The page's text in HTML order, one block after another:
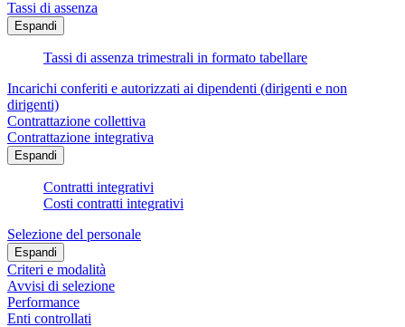
Tassi di assenza
Espandi
Tassi di assenza trimestrali in formato tabellare
Incarichi conferiti e autorizzati ai dipendenti (dirigenti e non
dirigenti)
Contrattazione collettiva
Contrattazione integrativa
Espandi
Contratti integrativi
Costi contratti integrativi
Selezione del personale
Espandi
Criteri e modalità
Avvisi di selezione
Performance
Enti controllati